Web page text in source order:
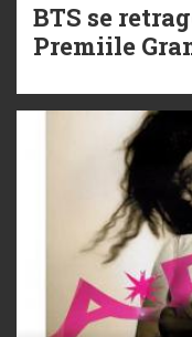
BTS se
Premiile